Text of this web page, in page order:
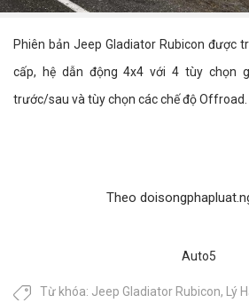
Phiên bản Jeep Gladiator Rubicon được
cấp, hệ dẫn động 4x4 với 4 tùy chọn
trước/sau và tùy chọn các chế độ Offroad.
Theo
Auto5
Từ khóa: Jeep Gladiator Rubicon, Lý